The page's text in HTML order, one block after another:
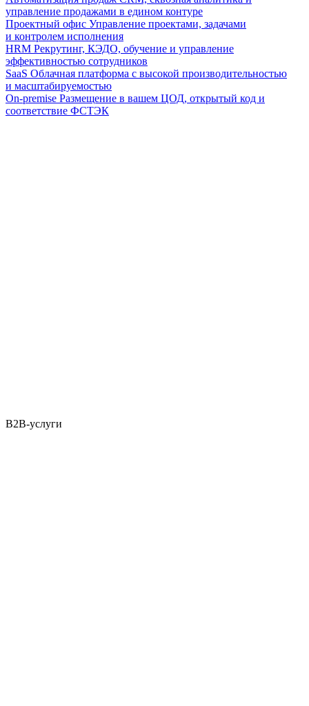
управление продажами в едином контуре
Проектный офис Управление проектами, задачами
и контролем исполнения
HRM Рекрутинг, КЭДО, обучение и управление
эффективностью сотрудников
SaaS Облачная платформа с высокой производительностью
и масштабируемостью
On-premise Размещение в вашем ЦОД, открытый код и
соответствие ФСТЭК
B2B-услуги